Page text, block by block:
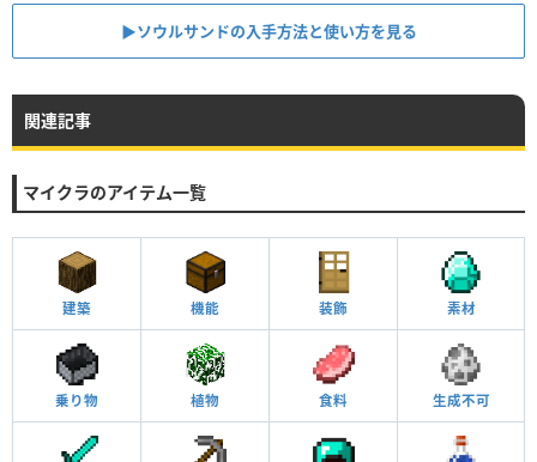
▶︎ソウルサンドの入手方法と使い方を見る
関連記事
マイクラのアイテム一覧
建築 機能 装飾 素材
乗り物 植物 食料 生成不可